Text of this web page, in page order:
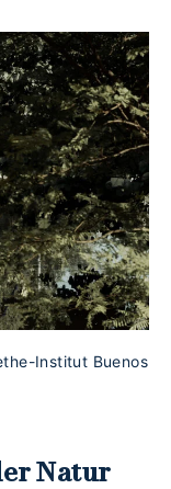
Institut Buenos
Natur